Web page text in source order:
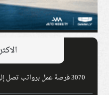
3070 فرصة عمل برواتب تصل إلى 9500 جنيه.. قدم الآن